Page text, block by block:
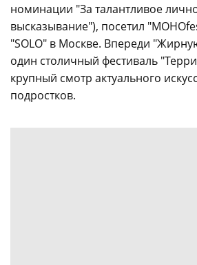
номинации "За талантливое
высказывание"), посетил
"SOLO" в Москве. Впереди
один столичный фестиваль
крупный смотр актуального
подростков.